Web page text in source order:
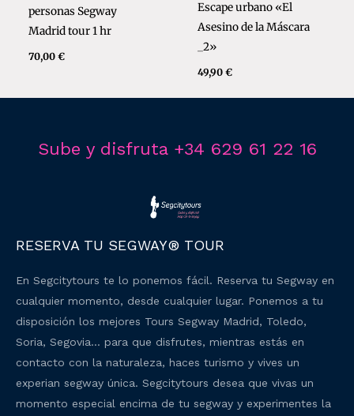
personas Segway
Madrid tour 1 hr
70,00€
Escape urbano «El
Asesino de la Máscara
_2»
49,90€
Sube y disfruta +34 629 61 22 16
RESERVA TU SEGWAY® TOUR
En Segcitytours te lo ponemos fácil. Reserva tu Segway en
cualquier momento, desde cualquier lugar. Ponemos a tu
disposición los mejores Tours Segway Madrid, Toledo,
Soria, Segovia… para que disfrutes, mientras estás en
contacto con la naturaleza, haces turismo y vives un
experian segway única. Segcitytours desea que vivas un
momento especial encima de tu segway y experimentes la